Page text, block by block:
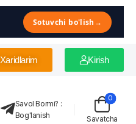
Sotuvchi bo'lish →
Xaridlarim Kirish
Savol Bormi? :
Bog'lanish
Savatcha
0